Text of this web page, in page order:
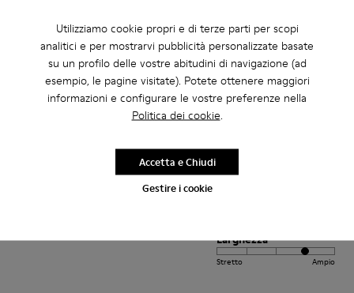
Utilizziamo cookie propri e di terze parti per scopi
analitici e per mostrarvi pubblicità personalizzate basate
su un profilo delle vostre abitudini di navigazione (ad
esempio, le pagine visitate). Potete ottenere maggiori
informazioni e configurare le vostre preferenze nella
Politica dei cookie.
Gestire i cookie
Accetta e Chiudi
Larghezza
Stretto Ampio
Anonymous ·
Larghezza
Stretto Ampio